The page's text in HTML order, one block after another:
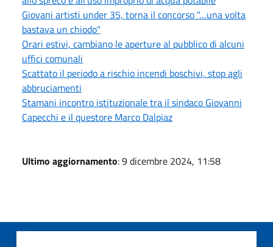
Giovani artisti under 35, torna il concorso "…una volta
bastava un chiodo"
Orari estivi, cambiano le aperture al pubblico di alcuni
uffici comunali
Scattato il periodo a rischio incendi boschivi, stop agli
abbruciamenti
Stamani incontro istituzionale tra il sindaco Giovanni
Capecchi e il questore Marco Dalpiaz
Ultimo aggiornamento: 9 dicembre 2024, 11:58